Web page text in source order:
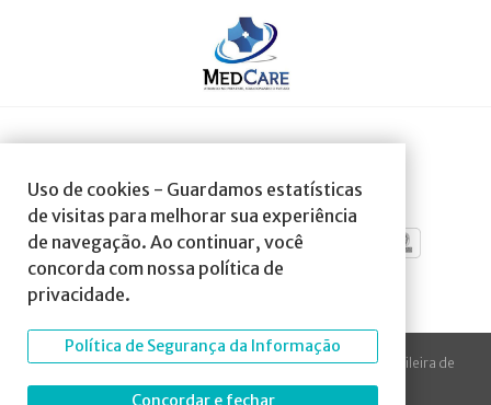
Uso de cookies - Guardamos estatísticas
de visitas para melhorar sua experiência
de navegação. Ao continuar, você
concorda com nossa política de
privacidade.
Política de Segurança da Informação
Concordar e fechar
© 2023 Todos os direitos reservados à SBA Sociedade Brasileira de
Anestesiologia.